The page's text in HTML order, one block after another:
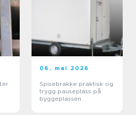
06. mai 2026
Spisebrakke praktisk og
trygg pauseplass på
byggeplassen